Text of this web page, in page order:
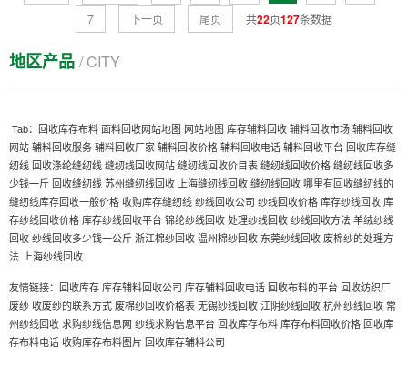
7
下一页 尾页 共22页127条数据
地区产品 / CITY
Tab： 回收库存布料 面料回收网站地图 网站地图 库存辅料回收 辅料回收市场 辅料回收
网站 辅料回收服务 辅料回收厂家 辅料回收价格 辅料回收电话 辅料回收平台 回收库存缝
纫线 回收涤纶缝纫线 缝纫线回收网站 缝纫线回收价目表 缝纫线回收价格 缝纫线回收多
少钱一斤 回收缝纫线 苏州缝纫线回收 上海缝纫线回收 缝纫线回收 哪里有回收缝纫线的
缝纫线库存回收一般价格 收购库存缝纫线 纱线回收公司 纱线回收价格 库存纱线回收 库
存纱线回收价格 库存纱线回收平台 锦纶纱线回收 处理纱线回收 纱线回收方法 羊绒纱线
回收 纱线回收多少钱一公斤 浙江棉纱回收 温州棉纱回收 东莞纱线回收 废棉纱的处理方
法 上海纱线回收
友情链接： 回收库存库存辅料回收公司 库存辅料回收电话 回收布料的平台 回收纺织厂
废纱 收废纱的联系方式 废棉纱回收价格表 无锡纱线回收 江阴纱线回收 杭州纱线回收 常
州纱线回收 求购纱线信息网 纱线求购信息平台 回收库存布料 库存布料回收价格 回收库
存布料电话 收购库存布料图片 回收库存辅料公司